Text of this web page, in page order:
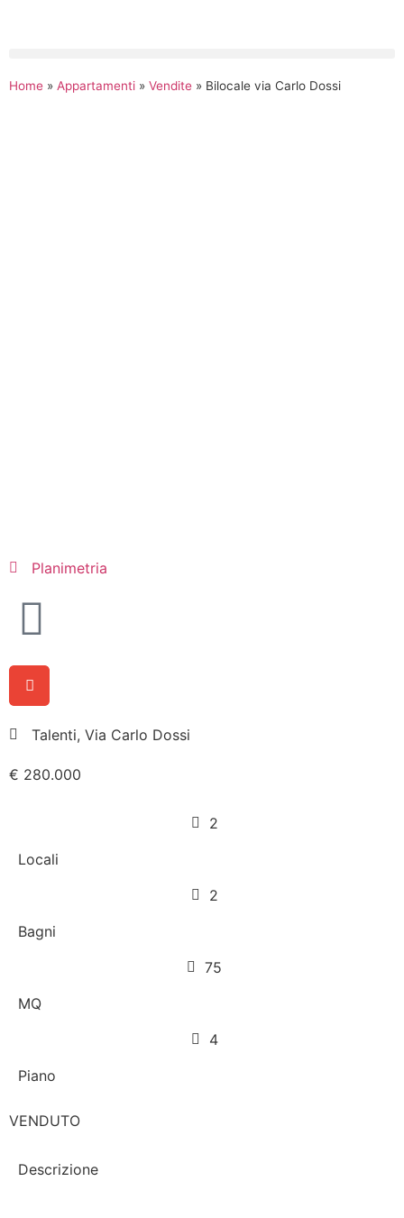
Home » Appartamenti » Vendite » Bilocale via Carlo Dossi
Planimetria
Talenti, Via Carlo Dossi
€ 280.000
2
Locali
2
Bagni
75
MQ
4
Piano
VENDUTO
Descrizione